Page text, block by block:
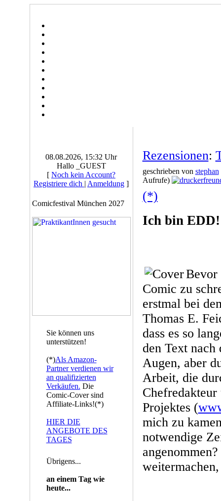
08.08.2026, 15:32 Uhr
Hallo _GUEST
[ Noch kein Account?
Registriere dich | Anmeldung ]
Comicfestival München 2027
Sie können uns
unterstützen!
(*)Als Amazon-
Partner verdienen wir
an qualifizierten
Verkäufen. Die
Comic-Cover sind
Affiliate-Links!(*)
HIER DIE
ANGEBOTE DES
TAGES
Übrigens...
an einem Tag wie
heute...
Rezensionen:
geschrieben von stephan
Aufrufe)
(*)
Ich bin EDD!
Bevor
Comic zu
erstmal bei
Thomas E.
dass es so
den Text nach
Augen, aber
Arbeit, die
Chefredakteur
Projektes (
mich zu
notwendige